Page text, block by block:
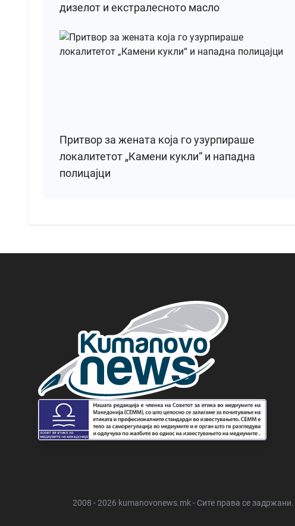
дизелот и екстралесното масло
Притвор за жената која го узурпираше
локалитетот „Камени кукли“ и нападна
полицајци
2008 - 2026 kumanovonews.mk - Сите права се задржани.